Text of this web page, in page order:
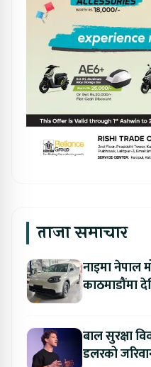
ताजा समाचार
नाइमा नेपाल
काठमाडौंमा
बाल सुरक्षा
डलरको